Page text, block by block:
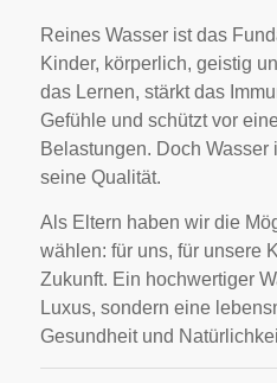
Reines Wasser ist das
Kinder, körperlich, geistig
das Lernen, stärkt das
Gefühle und schützt vor
Belastungen. Doch
seine Qualität.
Als Eltern haben wir die
wählen: für uns, für unsere
Zukunft. Ein hochwertiger
Luxus, sondern eine
Gesundheit und